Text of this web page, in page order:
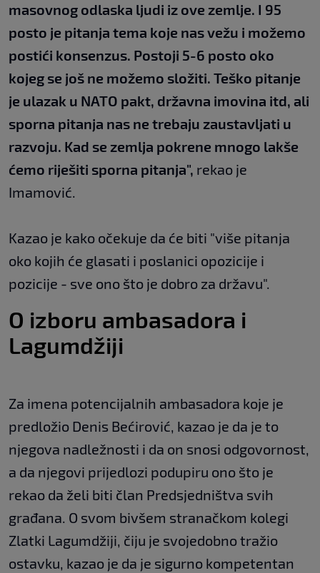
masovnog odlaska ljudi iz ove zemlje. I 95
posto je pitanja tema koje nas vežu i možemo
postići konsenzus. Postoji 5-6 posto oko
kojeg se još ne možemo složiti. Teško pitanje
je ulazak u NATO pakt, državna imovina itd, ali
sporna pitanja nas ne trebaju zaustavljati u
razvoju. Kad se zemlja pokrene mnogo lakše
ćemo riješiti sporna pitanja", rekao je
Imamović.
Kazao je kako očekuje da će biti "više pitanja
oko kojih će glasati i poslanici opozicije i
pozicije - sve ono što je dobro za državu".
O izboru ambasadora i
Lagumdžiji
Za imena potencijalnih ambasadora koje je
predložio Denis Bećirović, kazao je da je to
njegova nadležnosti i da on snosi odgovornost,
a da njegovi prijedlozi podupiru ono što je
rekao da želi biti član Predsjedništva svih
građana. O svom bivšem stranačkom kolegi
Zlatki Lagumdžiji, čiju je svojedobno tražio
ostavku, kazao je da je sigurno kompetentan